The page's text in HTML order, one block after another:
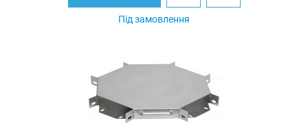
Під замовлення